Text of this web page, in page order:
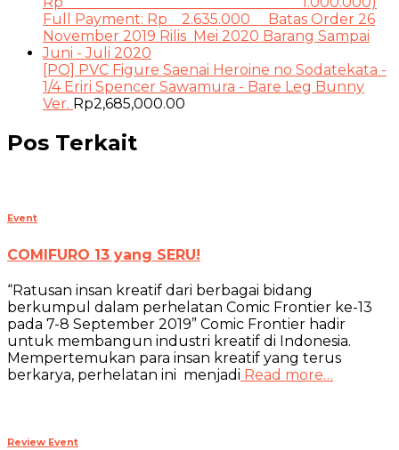
[PO] PVC Figure Saenai Heroine no Sodatekata -
1/4 Eriri Spencer Sawamura - Bare Leg Bunny
Ver. Rp2,685,000.00
Pos Terkait
Event
COMIFURO 13 yang SERU!
“Ratusan insan kreatif dari berbagai bidang
berkumpul dalam perhelatan Comic Frontier ke-13
pada 7-8 September 2019” Comic Frontier hadir
untuk membangun industri kreatif di Indonesia.
Mempertemukan para insan kreatif yang terus
berkarya, perhelatan ini menjadi Read more…
Review Event